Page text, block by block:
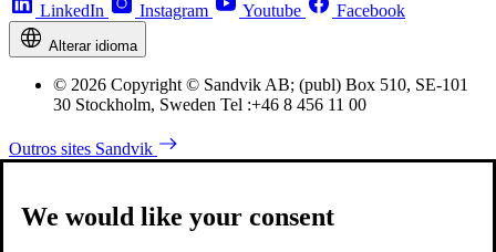
LinkedIn
Instagram Youtube Facebook
Alterar idioma
© 2026 Copyright © Sandvik AB; (publ) Box 510, SE-101
30 Stockholm, Sweden Tel :+46 8 456 11 00
Outros sites Sandvik
We would like your consent